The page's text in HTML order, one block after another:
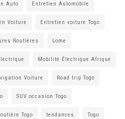
Auto Entretien Automobile
Voiture Entretien voiture Togo
Routières Lome
Mobilité Électrique Afrique
Voiture Road trip Togo
SUV occasion Togo
Togo tendances Togo